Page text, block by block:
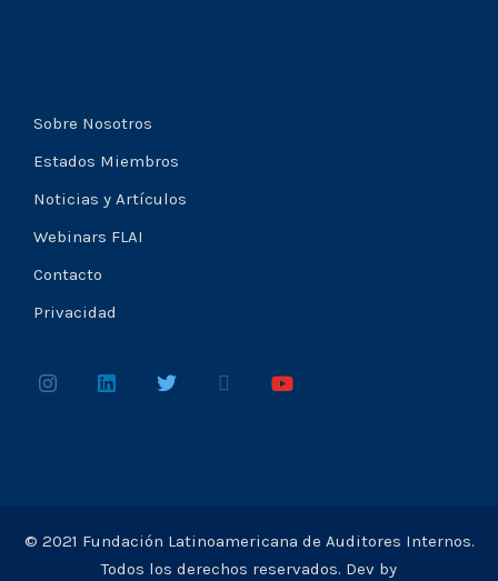
Sobre Nosotros
Estados Miembros
Noticias y Artículos
Webinars FLAI
Contacto
Privacidad
© 2021 Fundación Latinoamericana de Auditores Internos.
Todos los derechos reservados. Dev by